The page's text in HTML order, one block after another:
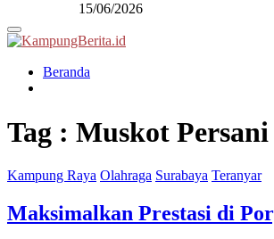
15/06/2026
Primary
Menu
Beranda
Tag : Muskot
Kampung Raya Olahraga Surabaya Teranyar
Maksimalkan Prestasi di